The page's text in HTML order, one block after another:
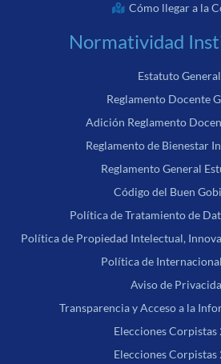
Cómo llegar a la
Normatividad
Estatuto General
Reglamento Docente
Adición Reglamento
Reglamento de Bienestar
Reglamento General
Código del Buen
Política de Tratamiento de
Política de Propiedad Intelectual,
Política de
Aviso de
Transparencia y Acceso a la
Elecciones Corpistas
Elecciones Corpistas